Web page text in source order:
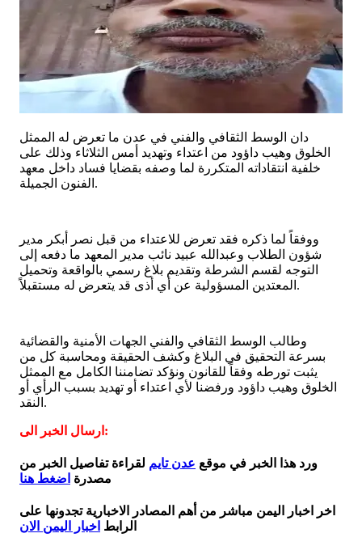
دان الوسط الثقافي والفني في عدن ما تعرض له الممثل
الخلوق وهيب داؤود من اعتداء وتهديد أمس الثلاثاء وذلك على
خلفية انتقاداته المتكررة لما وصفه بقضايا فساد داخل معهد
الفنون الجميلة.
ووفقاً لما ذكره فقد تعرض للاعتداء من قبل نصر أبكر مدير
شؤون الطلاب وعبدالله عبيد نائب مدير المعهد ما دفعه إلى
التوجه لقسم الشرطة وتقديم بلاغ رسمي بالواقعة وتحميل
المعتدين المسؤولية عن أي أذى قد يتعرض له مستقبلاً.
وطالب الوسط الثقافي والفني الجهات الأمنية والقضائية
بسرعة التحقيق في البلاغ وكشف الحقيقة ومحاسبة كل من
يثبت تورطه وفقاً للقانون ونؤكد تضامننا الكامل مع الممثل
الخلوق وهيب داؤود ورفضنا لأي اعتداء أو تهديد بسبب الرأي أو
النقد.
ارسال الخبر الى:
ورد هذا الخبر في موقع عدن تايم لقراءة تفاصيل الخبر من
مصدرة اضغط هنا
اخر اخبار اليمن مباشر من أهم المصادر الاخبارية تجدونها على
الرابط اخبار اليمن الان